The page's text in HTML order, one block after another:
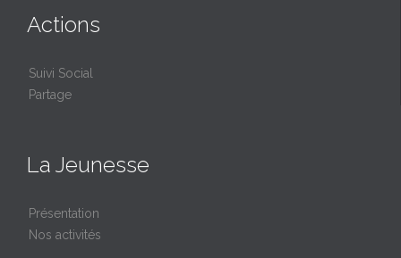
Actions
Suivi Social
Partage
La Jeunesse
Présentation
Nos activités